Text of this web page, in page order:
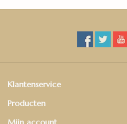
Klantenservice
Producten